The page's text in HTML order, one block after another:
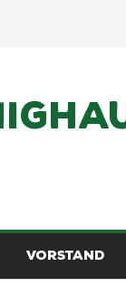
VORSTAND